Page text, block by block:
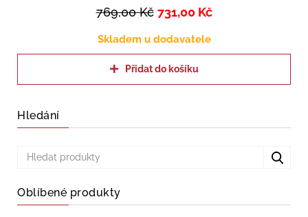
769,00Kč 731,00 Kč
Skladem u dodavatele
Přidat do košíku
Hledání
Oblíbené produkty